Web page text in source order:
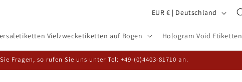
Vielzwecketiketten auf Bogen Hologram Void Etiketten
n
d
/
EUR € | Deutschland
Fragen, so rufen Sie uns unter Tel: +49-(0)4403-81710 an.